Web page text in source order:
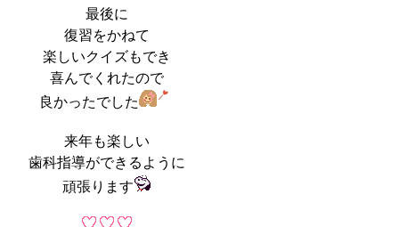
最後に
復習をかねて
楽しいクイズもでき
喜んでくれたので
良かったでした
来年も楽しい
歯科指導ができるように
頑張ります